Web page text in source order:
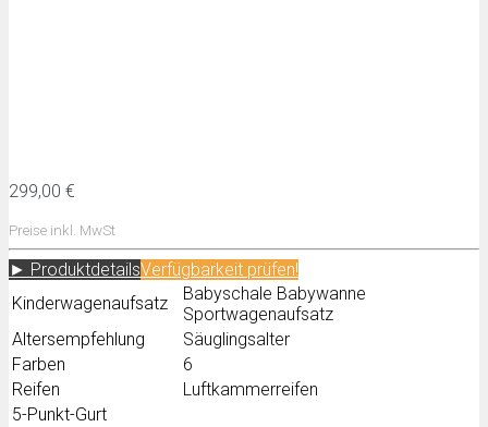
299,00 €
Preise inkl. MwSt
► ProduktdetailsVerfügbarkeit prüfen!
Kinderwagenaufsatz
Babyschale Babywanne
Sportwagenaufsatz
Altersempfehlung
Säuglingsalter
Farben
6
Reifen
Luftkammerreifen
5-Punkt-Gurt